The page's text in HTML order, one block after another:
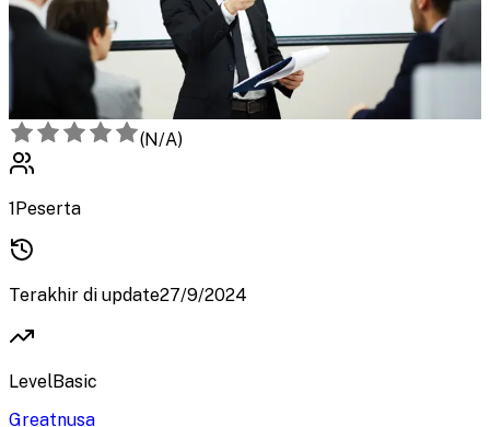
(N/A)
1Peserta
Terakhir di update27/9/2024
LevelBasic
Greatnusa